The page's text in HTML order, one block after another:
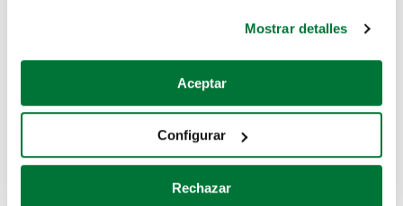
Si lo permite, también quisiéramos:
Recopilar información sobre su ubicación geográfica
Identificar su dispositivo analizándolo activamente
para buscar características específicas (huellas
Mostrar detalles
Aceptar
Configurar
Rechazar
Coches de segunda mano
Coches de km0